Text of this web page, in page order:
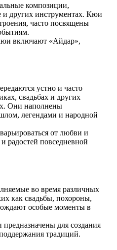
композиции,
и других инструментах. Кюи
часто посвящены
включают «Айдар»,
устно и часто
свадьбах и других
Они наполнены
легендами и народной
от любви и
радостей повседневной
во время различных
как свадьбы, похороны,
особые моменты в
для создания
традиций.